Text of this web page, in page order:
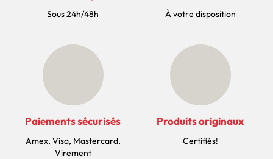
Sous 24h/48h À votre disposition
Paiements sécurisés
Amex, Visa, Mastercard,
Virement
Produits originaux
Certifiés!